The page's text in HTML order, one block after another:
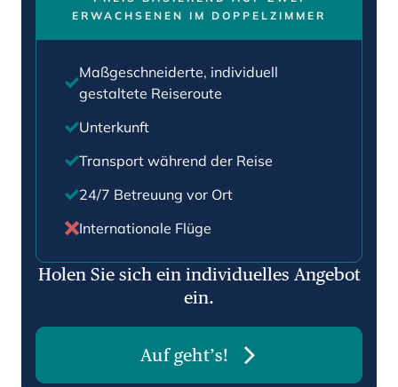
ERWACHSENEN IM DOPPELZIMMER
Maßgeschneiderte, individuell
gestaltete Reiseroute
Unterkunft
Transport während der Reise
24/7 Betreuung vor Ort
Internationale Flüge
Holen Sie sich ein individuelles Angebot
ein.
Auf geht’s!